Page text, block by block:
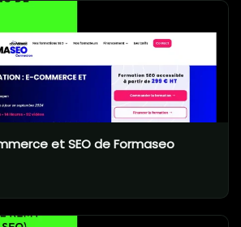
et SEO de Formaseo